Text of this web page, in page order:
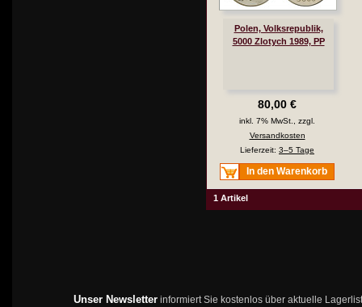
Polen, Volksrepublik,
5000 Zlotych 1989, PP
80,00 €
inkl. 7% MwSt., zzgl.
Versandkosten
Lieferzeit: 3–5 Tage
In den Warenkorb
1 Artikel
Unser Newsletterinformiert Sie kostenlos über aktuelle